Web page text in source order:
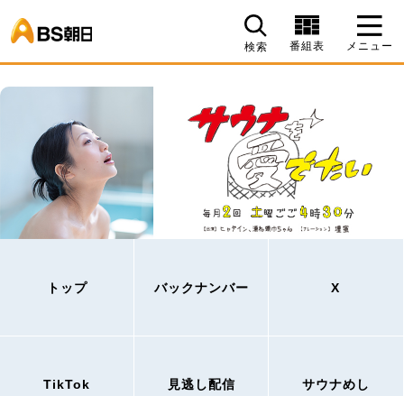
検索 番組表 メニュー
トップ バックナンバー X
TikTok 見逃し配信 サウナめし